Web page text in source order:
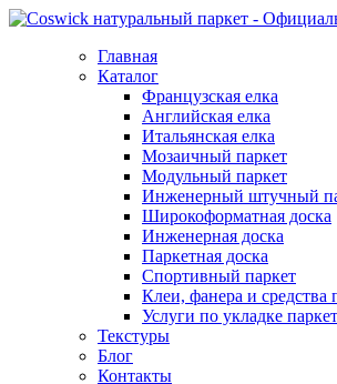
Главная
Каталог
Французская елка
Английская елка
Итальянская елка
Мозаичный паркет
Модульный паркет
Инженерный штучный
Широкоформатная доска
Инженерная доска
Паркетная доска
Спортивный паркет
Клеи, фанера и средства
Услуги по укладке
Текстуры
Блог
Контакты